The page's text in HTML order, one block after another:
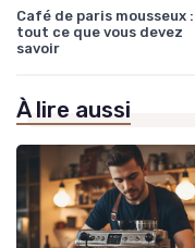
Café de paris mousseux :
tout ce que vous devez
savoir
À lire aussi